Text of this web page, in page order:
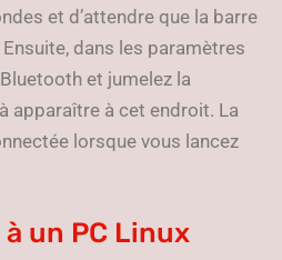
et d’attendre que la barre
dans les paramètres
et jumelez la
apparaître à cet endroit. La
lorsque vous lancez
un PC Linux